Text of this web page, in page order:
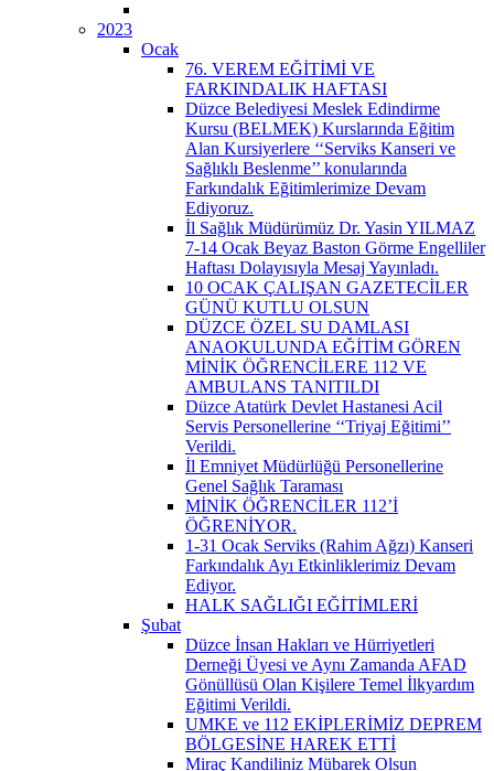
2023
Ocak
76. VEREM EĞİTİMİ VE
FARKINDALIK HAFTASI
Düzce Belediyesi Meslek Edindirme
Kursu (BELMEK) Kurslarında Eğitim
Alan Kursiyerlere ‘‘Serviks Kanseri ve
Sağlıklı Beslenme’’ konularında
Farkındalık Eğitimlerimize Devam
Ediyoruz.
İl Sağlık Müdürümüz Dr. Yasin YILMAZ
7-14 Ocak Beyaz Baston Görme Engelliler
Haftası Dolayısıyla Mesaj Yayınladı.
10 OCAK ÇALIŞAN GAZETECİLER
GÜNÜ KUTLU OLSUN
DÜZCE ÖZEL SU DAMLASI
ANAOKULUNDA EĞİTİM GÖREN
MİNİK ÖĞRENCİLERE 112 VE
AMBULANS TANITILDI
Düzce Atatürk Devlet Hastanesi Acil
Servis Personellerine ‘‘Triyaj Eğitimi’’
Verildi.
İl Emniyet Müdürlüğü Personellerine
Genel Sağlık Taraması
MİNİK ÖĞRENCİLER 112’İ
ÖĞRENİYOR.
1-31 Ocak Serviks (Rahim Ağzı) Kanseri
Farkındalık Ayı Etkinliklerimiz Devam
Ediyor.
HALK SAĞLIĞI EĞİTİMLERİ
Şubat
Düzce İnsan Hakları ve Hürriyetleri
Derneği Üyesi ve Aynı Zamanda AFAD
Gönüllüsü Olan Kişilere Temel İlkyardım
Eğitimi Verildi.
UMKE ve 112 EKİPLERİMİZ DEPREM
BÖLGESİNE HAREK ETTİ
Miraç Kandiliniz Mübarek Olsun